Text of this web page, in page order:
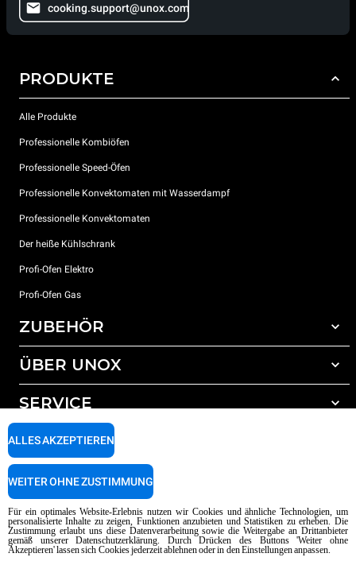
cooking.support@unox.com
PRODUKTE
Alle Produkte
Professionelle Kombiöfen
Professionelle Speed-Öfen
Professionelle Konvektomaten mit Wasserdampf
Professionelle Konvektomaten
Der heiße Kühlschrank
Profi-Ofen Elektro
Profi-Ofen Gas
ZUBEHÖR
Gesamtes Zubehör
Wasseraufbereitung mit Kunstharzfiltern
Wasseraufbereitung durch Umkehrosmose
ÜBER UNOX
Unsere Standorte weltweit
SERVICE
Unox garantie
Händler Suche
Copyright 2026 UNOX SpA Alle Rechte vorbehalten. Reg. Imp. Padova n °
04230750285 - REA Padova 372835 - Kap. Soc. 5.000.000 € iv - P.IVA / CF
04230750285 - IT WEEE Reg. No. IT08020000000377
Für ein optimales Website-Erlebnis nutzen wir Cookies und ähnliche Technologien, um
personalisierte Inhalte zu zeigen, Funktionen anzubieten und Statistiken zu erheben. Die
Zustimmung erlaubt uns diese Datenverarbeitung sowie die Weitergabe an Drittanbieter
gemäß unserer Datenschutzerklärung. Durch Drücken des Buttons 'Weiter ohne
Akzeptieren' lassen sich Cookies jederzeit ablehnen oder in den Einstellungen anpassen.
ALLES AKZEPTIEREN
WEITER OHNE ZUSTIMMUNG